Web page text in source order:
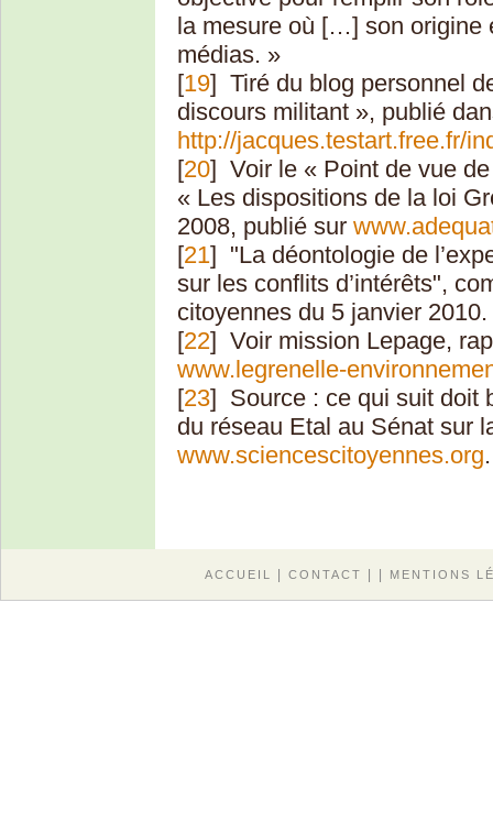
la mesure où […] son origine
médias. »
[19] Tiré du blog personnel
discours militant », publié
http://jacques.testart.free.fr/
[20] Voir le « Point de vue
« Les dispositions de la loi
2008, publié sur
[21] "La déontologie de
sur les conflits d’intérêts",
citoyennes du 5 janvier 2010.
[22] Voir mission Lepage,
www.legrenelle-
[23] Source : ce qui suit doit
du réseau Etal au Sénat sur
www.sciencescitoyennes.org.
ACCUEIL CONTACT MENTIONS